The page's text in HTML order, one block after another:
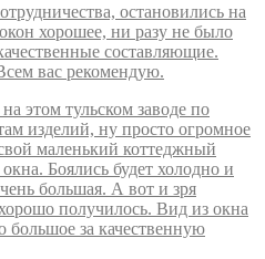
остановились на
хорошее, ни разу не было
составляющие.
вас рекомендую.
этом тульском заводе по
изделий, ну просто огромное
маленький коттеджный
Боялись будет холодно и
большая. А вот и зря
получилось. Вид из окна
большое за качественную